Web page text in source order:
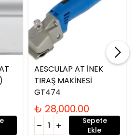
AESCULAP AT İNEK
TIRAŞ MAKİNESİ
GT474
₺ 28,000.00
Sepete
Ekle